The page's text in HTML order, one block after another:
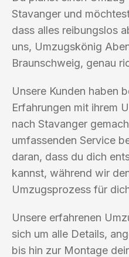
Stavanger und
dass alles reibungslos
uns, Umzugskönig
Braunschweig, genau
Unsere Kunden haben
Erfahrungen mit ihrem
nach Stavanger
umfassenden Service
daran, dass du dich
kannst, während wir
Umzugsprozess für
Unsere erfahrenen
sich um alle Details,
bis hin zur Montage